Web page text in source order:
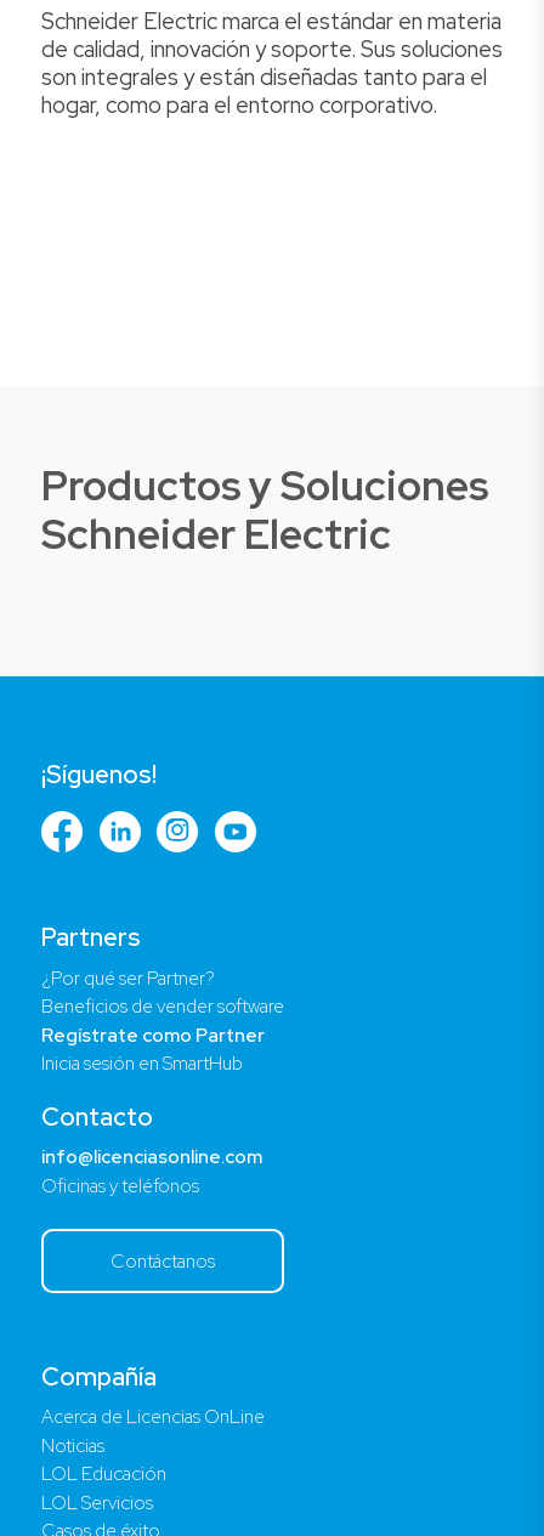
Schneider Electric marca el estándar en materia
de calidad, innovación y soporte. Sus soluciones
son integrales y están diseñadas tanto para el
hogar, como para el entorno corporativo.
Productos y Soluciones
Schneider Electric
Compañía
Acerca de Licencias OnLine
Noticias
LOL Educación
LOL Servicios
Partners
¿Por qué ser Partner?
Beneficios de vender software
Regístrate como Partner
Inicia sesión en SmartHub
Contacto
info@licenciasonline.com
Oficinas y teléfonos
Contáctanos
¡Síguenos!